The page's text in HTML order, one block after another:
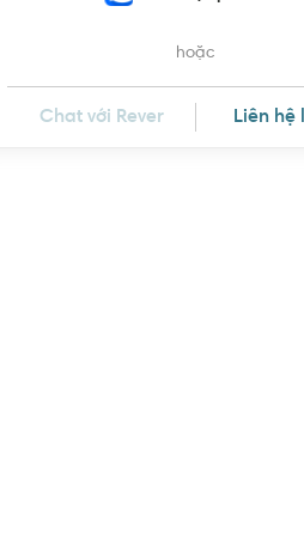
hoặc
Chat với Rever Liên hệ